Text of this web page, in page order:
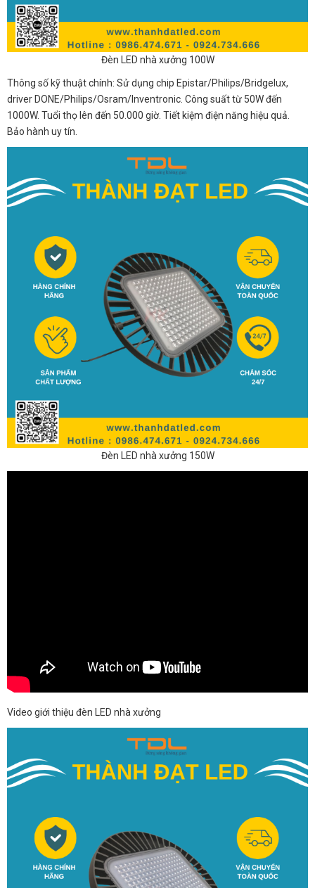
Đèn LED nhà xưởng 100W
Thông số kỹ thuật chính: Sử dụng chip Epistar/Philips/Bridgelux,
driver DONE/Philips/Osram/Inventronic. Công suất từ 50W đến
1000W. Tuổi thọ lên đến 50.000 giờ. Tiết kiệm điện năng hiệu quả.
Bảo hành uy tín.
Đèn LED nhà xưởng 150W
Video giới thiệu đèn LED nhà xưởng